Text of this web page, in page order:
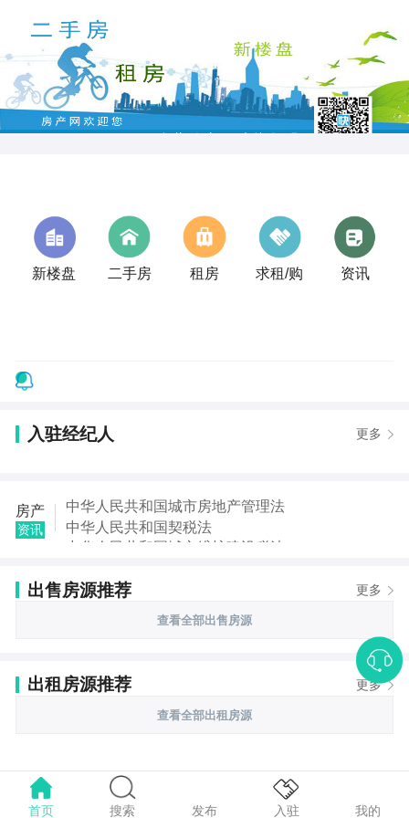
新楼盘 二手房 租房 求租/购 资讯
入驻经纪人 更多
房产
资讯
中华人民共和国城市房地产管理法
中华人民共和国契税法
中华人民共和国城市维护建设税法
中华人民共和国城乡规划法
中华人民共和国继承法
出售房源推荐 更多
查看全部出售房源
出租房源推荐 更多
查看全部出租房源
首页 搜索 发布 入驻 我的